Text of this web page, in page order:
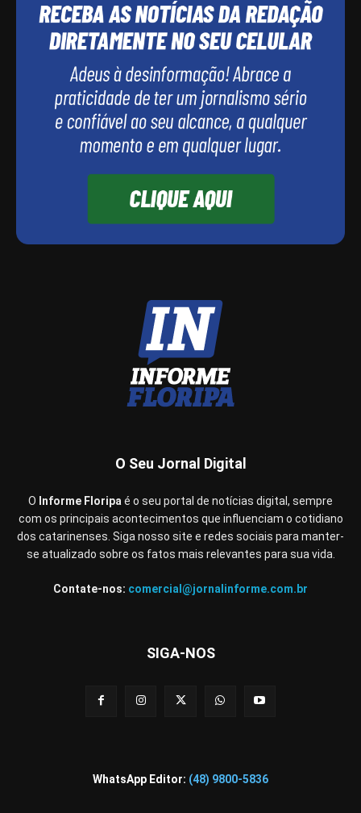
O Seu Jornal Digital
O Informe Floripaé o seu portal de notícias digital, sempre
com os principais acontecimentos que influenciam o cotidiano
dos catarinenses. Siga nosso site e redes sociais para manter-
se atualizado sobre os fatos mais relevantes para sua vida.
Contate-nos: comercial@jornalinforme.com.br
SIGA-NOS
WhatsApp Editor: (48) 9800-5836